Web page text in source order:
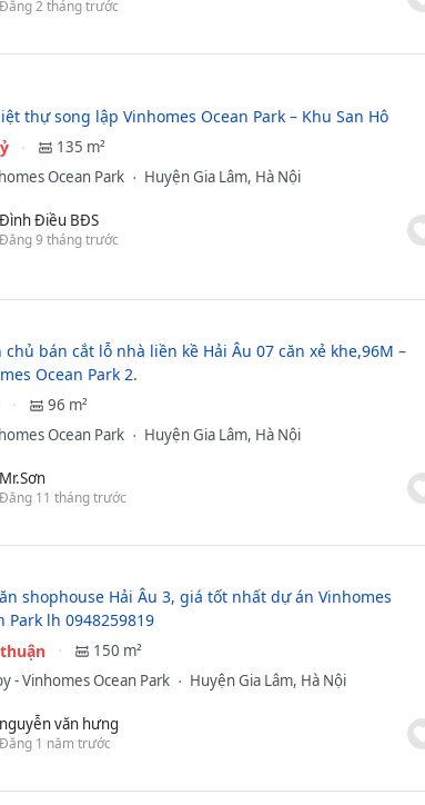
Đăng 2 tháng trước
thự song lập Vinhomes Ocean Park – Khu San Hô
135 m²
Ocean Park
Huyện Gia Lâm, Hà Nội
Đình Điều BĐS
Đăng 9 tháng trước
chủ bán cắt lỗ nhà liền kề Hải Âu 07 căn xẻ khe,96M –
Ocean Park 2.
96 m²
Ocean Park
Huyện Gia Lâm, Hà Nội
Mr.Sơn
Đăng 11 tháng trước
shophouse Hải Âu 3, giá tốt nhất dự án Vinhomes
Park lh 0948259819
150 m²
- Vinhomes Ocean Park
Huyện Gia Lâm, Hà Nội
nguyễn văn hưng
Đăng 1 năm trước